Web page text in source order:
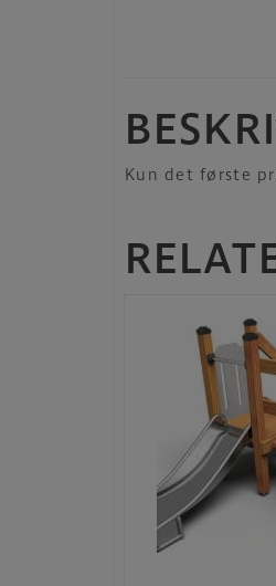
Kun det første